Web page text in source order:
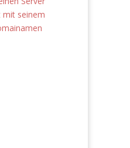
mit seinem